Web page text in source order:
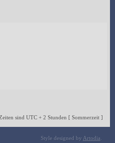
sind UTC + 2 Stunden [ Sommerzeit ]
Style designed by Artodia